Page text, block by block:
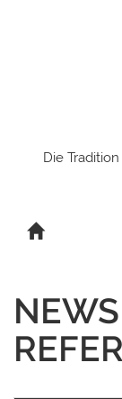
Die